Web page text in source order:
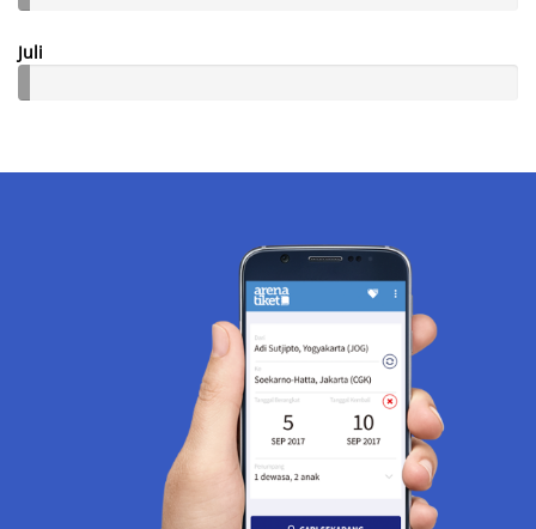
Juli